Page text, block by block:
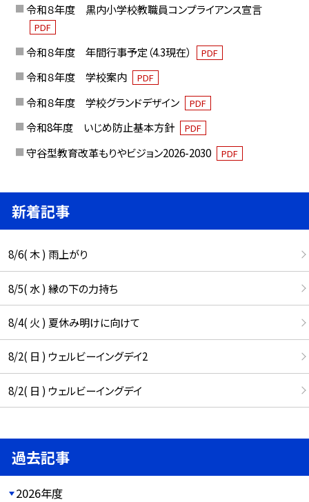
令和８年度 黒内小学校教職員コンプライアンス宣言
PDF
令和８年度 年間行事予定（4.3現在） PDF
令和８年度 学校案内 PDF
令和８年度 学校グランドデザイン PDF
令和8年度 いじめ防止基本方針 PDF
守谷型教育改革もりやビジョン2026-2030 PDF
新着記事
8/6( 木 ) 雨上がり
8/5( 水 ) 縁の下の力持ち
8/4( 火 ) 夏休み明けに向けて
8/2( 日 ) ウェルビーイングデイ2
8/2( 日 ) ウェルビーイングデイ
過去記事
2026年度